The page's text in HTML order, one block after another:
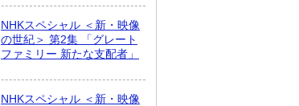
NHKスペシャル ＜新・映像
の世紀＞ 第2集 「グレート
ファミリー 新たな支配者」
NHKスペシャル ＜新・映像